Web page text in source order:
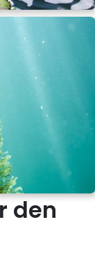
den